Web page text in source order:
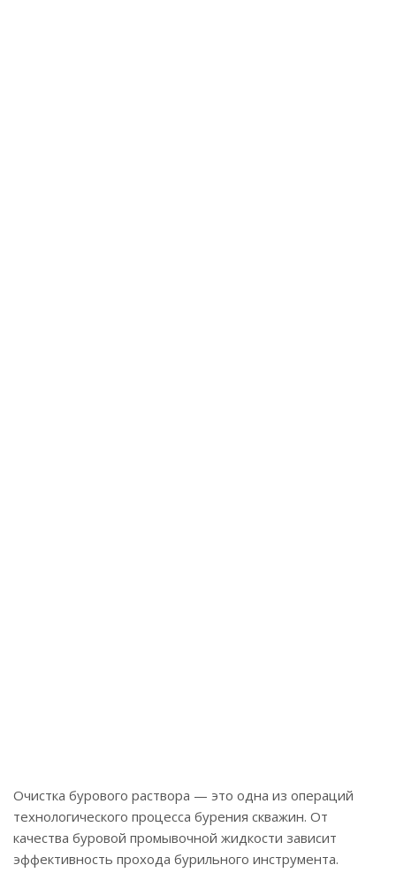
Очистка бурового раствора — это одна из операций
технологического процесса бурения скважин. От
качества буровой промывочной жидкости зависит
эффективность прохода бурильного инструмента.